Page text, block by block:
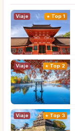
Viaje Top 1
Viaje Top 2
Viaje Top 3